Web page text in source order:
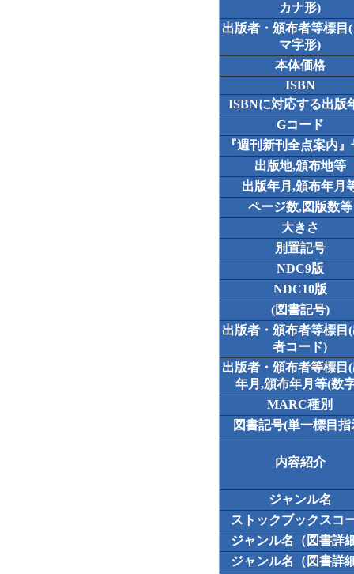
カナ形)
出版者・頒布者等標目
マ字形)
本体価格
ISBN
ISBNに対応する出版
Gコード
『週刊新刊全点案内
出版地,頒布地等
出版年月,頒布年月
ページ数,図版数等
大きさ
別置記号
NDC9版
NDC10版
(図書記号)
出版者・頒布者等標目
者コード)
出版者・頒布者等標目
年月,頒布年月等(数
MARC種別
図書記号(単一標目指
内容紹介
ジャンル名
ストックブックスコ
ジャンル名（図書詳
ジャンル名（図書詳